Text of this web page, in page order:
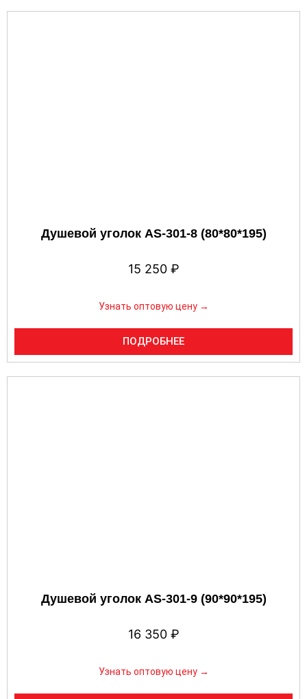
Душевой уголок AS-301-8 (80*80*195)
15 250 ₽
Узнать оптовую цену →
ПОДРОБНЕЕ
Душевой уголок AS-301-9 (90*90*195)
16 350 ₽
Узнать оптовую цену →